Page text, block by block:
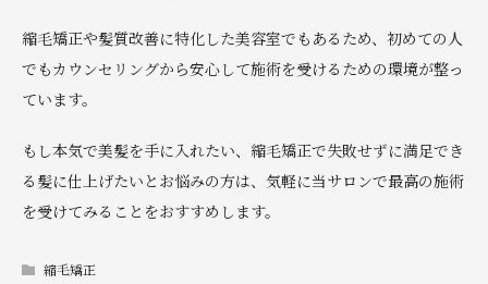
縮毛矯正や髪質改善に特化した美容室でもあるため、初めての人
でもカウンセリングから安心して施術を受けるための環境が整っ
ています。
もし本気で美髪を手に入れたい、縮毛矯正で失敗せずに満足でき
る髪に仕上げたいとお悩みの方は、気軽に当サロンで最高の施術
を受けてみることをおすすめします。
縮毛矯正